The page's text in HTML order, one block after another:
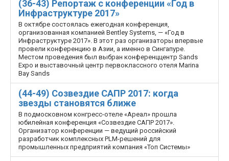
(36-43) Репортаж с конференции «Год в
Инфраструктуре 2017»
В октябре состоялась ежегодная конференция,
организованная компанией Bentley Systems, — «Год в
Инфраструктуре 2017». В этот раз организаторы впервые
провели конференцию в Азии, а именно в Сингапуре.
Местом проведения был выбран конференц­центр Sands
Expo и выставочный центр первоклассного отеля Marina
Bay Sands
(44-49) Созвездие САПР 2017: когда
звезды становятся ближе
В подмосковном конгресс-отеле «Ареал» прошла
юбилейная конференция «Созвездие САПР 2017».
Организатор конференции — ведущий российский
разработчик комплексных PLM-решений для
промышленных предприятий компания «Топ Системы»